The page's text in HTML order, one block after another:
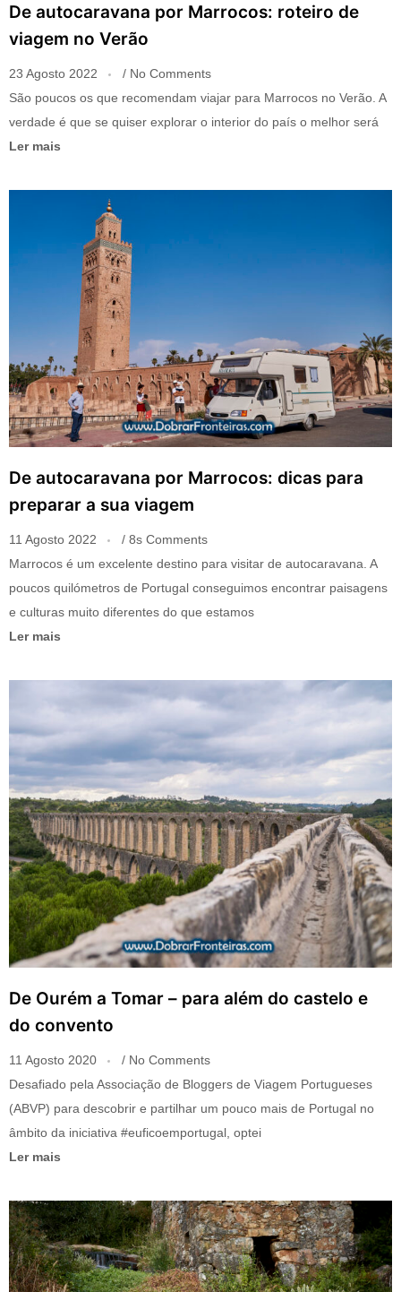
De autocaravana por Marrocos: roteiro de
viagem no Verão
23 Agosto 2022
No Comments
São poucos os que recomendam viajar para Marrocos no Verão. A
verdade é que se quiser explorar o interior do país o melhor será
Ler mais
De autocaravana por Marrocos: dicas para
preparar a sua viagem
11 Agosto 2022
8s Comments
Marrocos é um excelente destino para visitar de autocaravana. A
poucos quilómetros de Portugal conseguimos encontrar paisagens
e culturas muito diferentes do que estamos
Ler mais
De Ourém a Tomar – para além do castelo e
do convento
11 Agosto 2020
No Comments
Desafiado pela Associação de Bloggers de Viagem Portugueses
(ABVP) para descobrir e partilhar um pouco mais de Portugal no
âmbito da iniciativa #euficoemportugal, optei
Ler mais